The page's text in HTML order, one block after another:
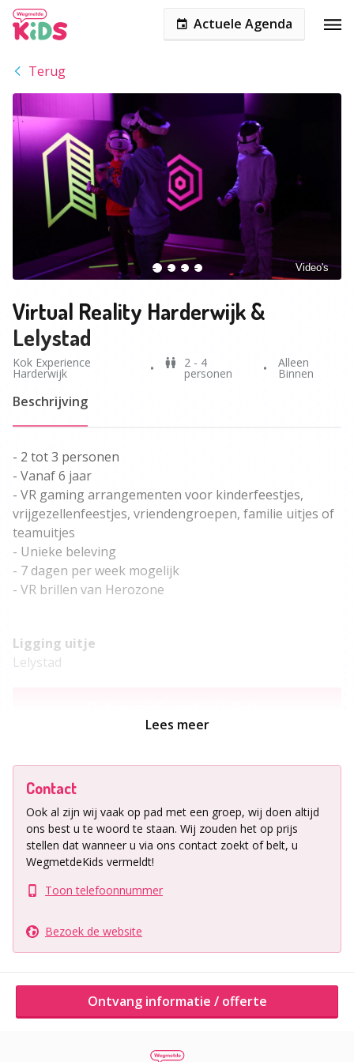
Actuele Agenda
Terug
Video's
Virtual Reality Harderwijk &
Lelystad
Kok Experience
Harderwijk
2 - 4
personen
Alleen
Binnen
Beschrijving
- 2 tot 3 personen
- Vanaf 6 jaar
- VR gaming arrangementen voor kinderfeestjes,
vrijgezellenfeestjes, vriendengroepen, familie uitjes of
teamuitjes
- Unieke beleving
- 7 dagen per week mogelijk
- VR brillen van Herozone
Ligging uitje
Lelystad
Andere activiteiten van dit bedrijf
Kom lekker spelen in speelparadijs Harderwijk
Lees meer
Contact
Ook al zijn wij vaak op pad met een groep, wij doen altijd
ons best u te woord te staan. Wij zouden het op prijs
stellen dat wanneer u via ons contact zoekt of belt, u
WegmetdeKids vermeldt!
Toon telefoonnummer
Bezoek de website
Ontvang informatie / offerte